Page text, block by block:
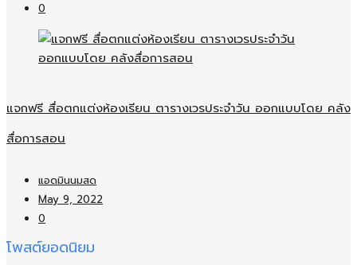
0
แจกฟรี สื่อตกแต่งห้องเรียน ตารางเวรประจำวัน ออกแบบโดย คลัง
สื่อการสอน
แอดมินนมสด
May 9, 2022
0
โพสต์ยอดนิยม